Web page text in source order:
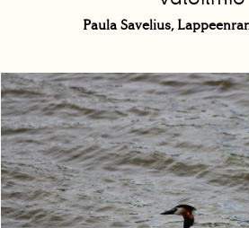
Paula Savelius,